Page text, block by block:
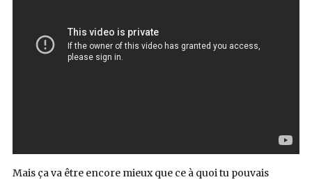
Mais ça va être encore mieux que ce à quoi tu pouvais